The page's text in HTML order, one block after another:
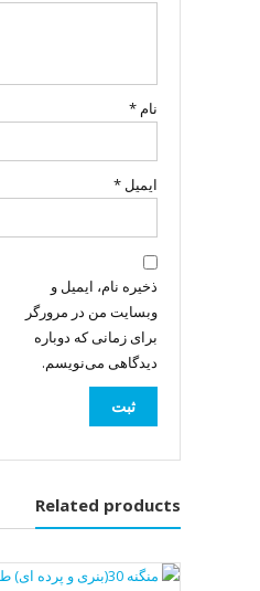
نام *
ایمیل *
ذخیره نام، ایمیل و
وبسایت من در مرورگر
برای زمانی که دوباره
دیدگاهی می‌نویسم.
Related products